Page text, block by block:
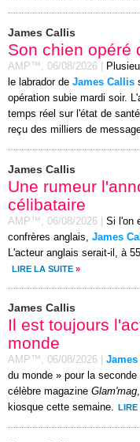
James Callis
Son chien opéré
AMP™, 06/08/2026
le labrador de James Callis
opération subie mardi soir.
temps réel sur l'état de
reçu des milliers de
James Callis
Une rumeur
célibataire
AMP™, 06/08/2026
Si l'on
confrères anglais, James
L'acteur anglais serait-il, à
LIRE LA SUITE »
James Callis
Il est toujours
monde
AMP™, 06/08/2026
du monde » pour la
célèbre magazine Glam'mag
kiosque cette semaine.